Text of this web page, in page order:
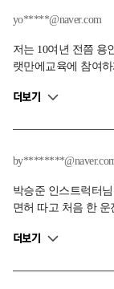
yo*****@naver.com
저는 10여년 전쯤 용
랫만에교육에 참여하게되었습니다. EV차량은 처음이어서 조작이 생소
로가 느껴졌습니다.
있으나 지난습관이
자분들 좋은교육에
더보기
박승준 인스트럭터
면허 따고 처음 한
감사합니다.
더보기